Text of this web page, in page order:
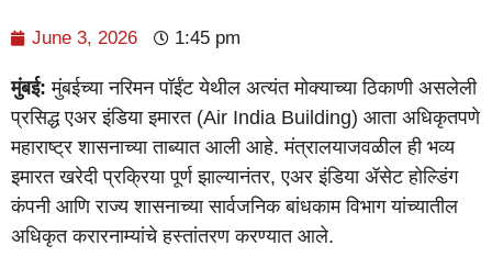
June 3, 2026 1:45 pm
मुंबई: मुंबईच्या नरिमन पॉईंट येथील अत्यंत मोक्याच्या ठिकाणी असलेली
प्रसिद्ध एअर इंडिया इमारत (Air India Building) आता अधिकृतपणे
महाराष्ट्र शासनाच्या ताब्यात आली आहे. मंत्रालयाजवळील ही भव्य
इमारत खरेदी प्रक्रिया पूर्ण झाल्यानंतर, एअर इंडिया ॲसेट होल्डिंग
कंपनी आणि राज्य शासनाच्या सार्वजनिक बांधकाम विभाग यांच्यातील
अधिकृत करारनाम्यांचे हस्तांतरण करण्यात आले.